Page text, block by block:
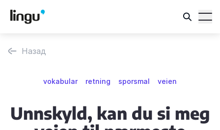
Назад
vokabular retning sporsmal veien
Unnskyld, kan du si meg